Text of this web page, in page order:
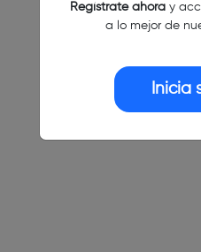
Regístrate ahoray
a lo mejor de
Inicia